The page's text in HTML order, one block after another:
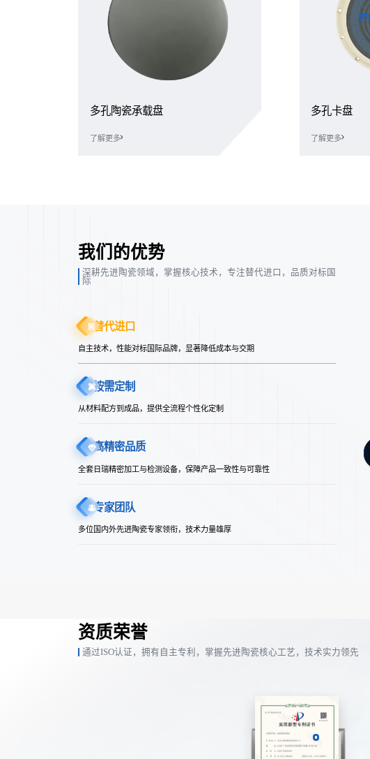
多孔陶瓷承载盘
了解更多
多孔卡盘
了解更多
我们的优势
深耕先进陶瓷领域，掌握核心技术，专注替代进口，品质对标国
际
替代进口
自主技术，性能对标国际品牌，显著降低成本与交期
按需定制
从材料配方到成品，提供全流程个性化定制
高精密品质
全套日瑞精密加工与检测设备，保障产品一致性与可靠性
专家团队
多位国内外先进陶瓷专家领衔，技术力量雄厚
资质荣誉
通过ISO认证，拥有自主专利，掌握先进陶瓷核心工艺，技术实力领先